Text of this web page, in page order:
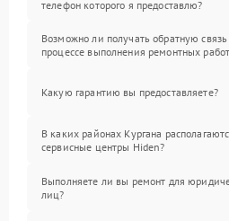
телефон которого я предоставлю?
Возможно ли получать обратную связь
процессе выполнения ремонтных
Какую гарантию вы предоставляете?
В каких районах Кургана
сервисные центры Hiden?
Выполняете ли вы ремонт для
лиц?